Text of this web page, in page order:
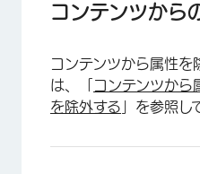
コンテンツから
コンテンツから属性を
は、「
コンテンツから
を除外する 」を参照し